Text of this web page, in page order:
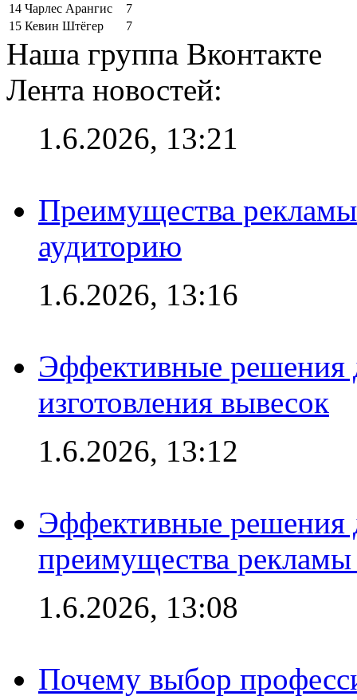
14 Чарлес Арангис
7
15 Кевин Штёгер 7
Наша группа Вконтакте
Лента новостей:
1.6.2026, 13:21
Преимущества
аудиторию
1.6.2026, 13:16
Эффективные решения
изготовления вывесок
1.6.2026, 13:12
Эффективные решения
преимущества рекламы
1.6.2026, 13:08
Почему выбор